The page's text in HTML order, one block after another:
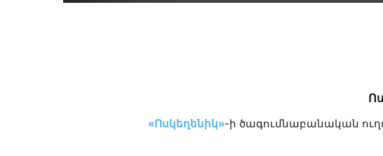
«Ոսկեղենիկ»-ի ծագումնաբանական